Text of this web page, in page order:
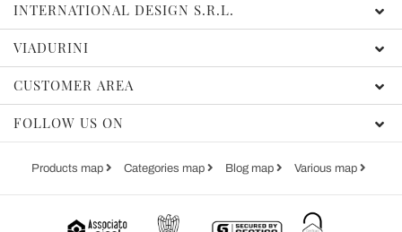
INTERNATIONAL DESIGN S.R.L.
VIADURINI
CUSTOMER AREA
FOLLOW US ON
Products map Categories map Blog map Various map